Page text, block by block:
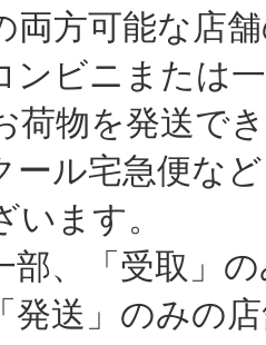
両方可能な店
ニまたは一
荷物を発送で
宅急便など
います。
「受取」の
」のみの店